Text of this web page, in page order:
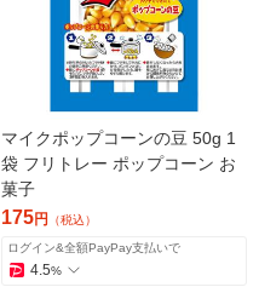
マイクポップコーンの豆 50g 1
袋 フリトレー ポップコーン お
菓子
175円 （税込）
ログイン&全額PayPay支払いで
4.5%